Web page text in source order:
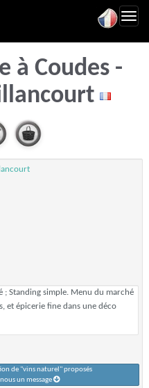
à Coudes -
; Standing simple. Menu du marché
et épicerie fine dans une déco
de "vins naturel" proposés
un message